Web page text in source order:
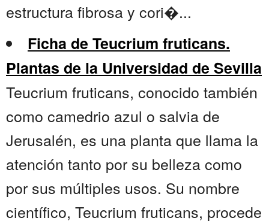
estructura fibrosa y cori�...
Ficha de Teucrium fruticans.
Plantas de la Universidad de Sevilla
Teucrium fruticans, conocido también
como camedrio azul o salvia de
Jerusalén, es una planta que llama la
atención tanto por su belleza como
por sus múltiples usos. Su nombre
científico, Teucrium fruticans, procede